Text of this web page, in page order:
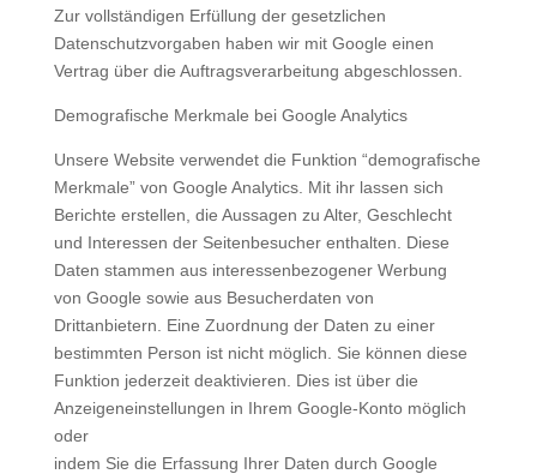
Zur vollständigen Erfüllung der gesetzlichen
Datenschutzvorgaben haben wir mit Google einen
Vertrag über die Auftragsverarbeitung abgeschlossen.
Demografische Merkmale bei Google Analytics
Unsere Website verwendet die Funktion “demografische
Merkmale” von Google Analytics. Mit ihr lassen sich
Berichte erstellen, die Aussagen zu Alter, Geschlecht
und Interessen der Seitenbesucher enthalten. Diese
Daten stammen aus interessenbezogener Werbung
von Google sowie aus Besucherdaten von
Drittanbietern. Eine Zuordnung der Daten zu einer
bestimmten Person ist nicht möglich. Sie können diese
Funktion jederzeit deaktivieren. Dies ist über die
Anzeigeneinstellungen in Ihrem Google-Konto möglich
oder
indem Sie die Erfassung Ihrer Daten durch Google